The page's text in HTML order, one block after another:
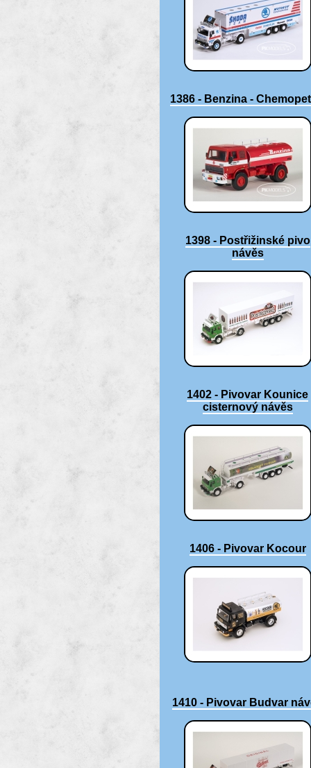
1386 - Benzina -
1398 - Postřižinské pivo
návěs
1402 - Pivovar Kounice
cisternový návěs
1406 - Pivovar Kocour
1410 - Pivovar Budvar